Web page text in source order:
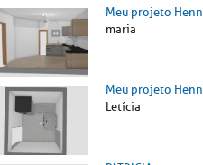
Meu projeto Henn
maria
Meu projeto Henn
Letícia